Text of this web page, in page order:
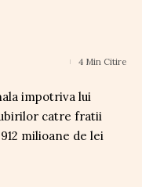
4 Min Citire